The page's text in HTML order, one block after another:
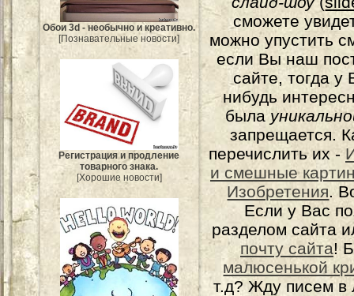
Обои 3d - необычно и креативно.
[Познавательные новости]
Регистрация и продление
товарного знака.
[Хорошие новости]
сможете
можно упустить
если Вы наш
сайте, тогда у
нибудь
была
запрещается.
перечислить их -
и смешные
Изобретения.
Если у Вас
разделом сайта
почту сайта!
малюсенькой
т.д? Жду писем в